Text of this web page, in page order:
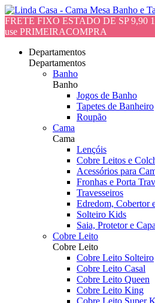
FRETE FIXO ESTADO DE SP 9,90
use PRIMEIRACOMPRA
Departamentos
Departamentos
Banho
Banho
Jogos de Banho
Tapetes de Banheiro
Roupão
Cama
Cama
Lençóis
Cobre Leitos e
Acessórios para
Fronhas e Porta
Travesseiros
Edredom, Cobertor
Solteiro Kids
Saia, Protetor e Capa
Cobre Leito
Cobre Leito
Cobre Leito Solteiro
Cobre Leito Casal
Cobre Leito Queen
Cobre Leito King
Cobre Leito Super